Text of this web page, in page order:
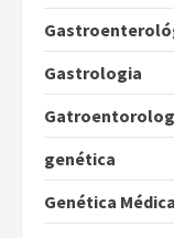
Gastrologia
genética
Genética Médica